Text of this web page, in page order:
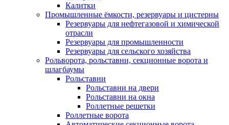
Калитки
Промышленные ёмкости, резервуары и цистерны
Резервуары для нефтегазовой и химической
отрасли
Резервуары для промышленности
Резервуары для сельского хозяйства
Рольворота, рольставни, секционные ворота и
шлагбаумы
Рольставни
Рольставни на двери
Рольставни на окна
Роллетные решетки
Роллетные ворота